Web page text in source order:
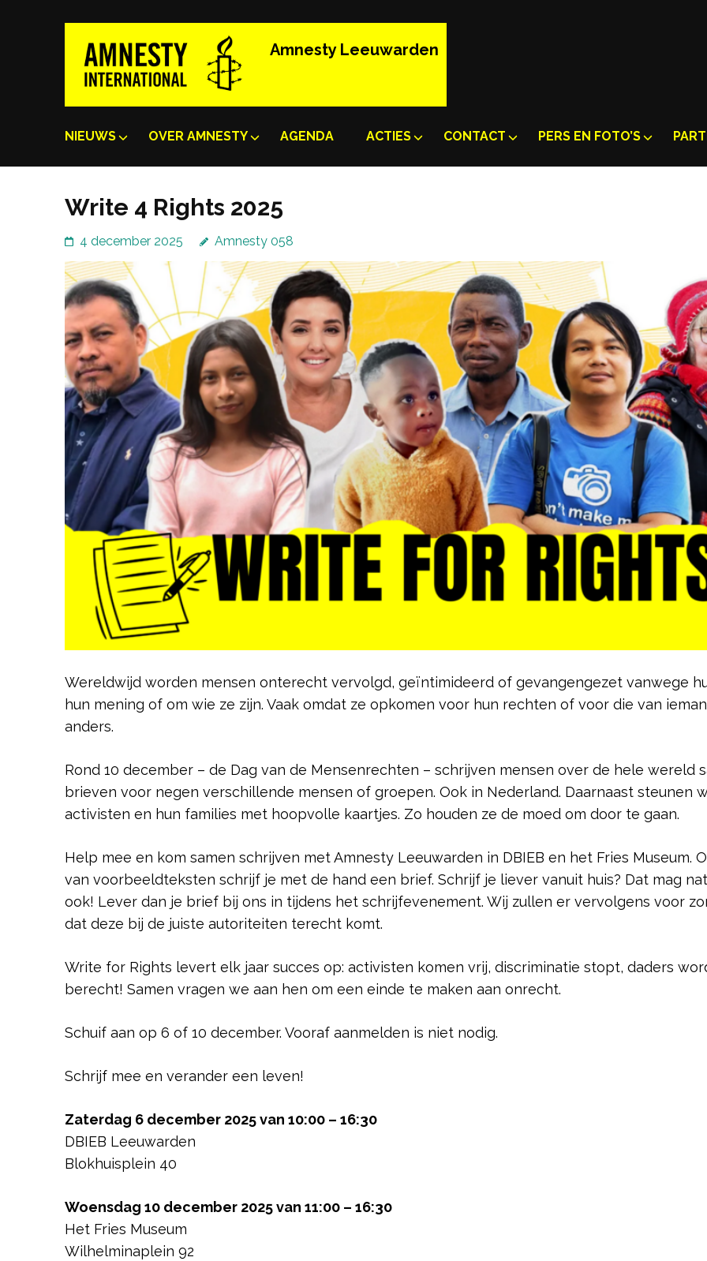
Amnesty Leeuwarden
NIEUWS OVER AMNESTY AGENDA ACTIES CONTACT PERS EN FOTO’S
Write 4 Rights 2025
4 december 2025 Amnesty 058
Wereldwijd worden mensen onterecht vervolgd, geïntimideerd of gevangengezet vanwege
hun mening of om wie ze zijn. Vaak omdat ze opkomen voor hun rechten of voor die van
anders.
Rond 10 december – de Dag van de Mensenrechten – schrijven mensen over de hele wereld
brieven voor negen verschillende mensen of groepen. Ook in Nederland. Daarnaast steunen
activisten en hun families met hoopvolle kaartjes. Zo houden ze de moed om door te gaan.
Help mee en kom samen schrijven met Amnesty Leeuwarden in DBIEB en het Fries Museum.
van voorbeeldteksten schrijf je met de hand een brief. Schrijf je liever vanuit huis? Dat mag
ook! Lever dan je brief bij ons in tijdens het schrijfevenement. Wij zullen er vervolgens voor
dat deze bij de juiste autoriteiten terecht komt.
Write for Rights levert elk jaar succes op: activisten komen vrij, discriminatie stopt, daders
berecht! Samen vragen we aan hen om een einde te maken aan onrecht.
Schuif aan op 6 of 10 december. Vooraf aanmelden is niet nodig.
Schrijf mee en verander een leven!
Zaterdag 6 december 2025 van 10:00 – 16:30
DBIEB Leeuwarden
Blokhuisplein 40
Woensdag 10 december 2025 van 11:00 – 16:30
Het Fries Museum
Wilhelminaplein 92